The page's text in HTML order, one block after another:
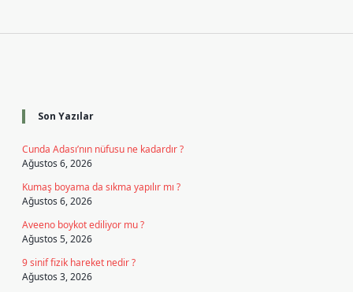
Son Yazılar
Cunda Adası’nın nüfusu ne kadardır ?
Ağustos 6, 2026
Kumaş boyama da sıkma yapılır mı ?
Ağustos 6, 2026
Aveeno boykot ediliyor mu ?
Ağustos 5, 2026
9 sinif fizik hareket nedir ?
Ağustos 3, 2026